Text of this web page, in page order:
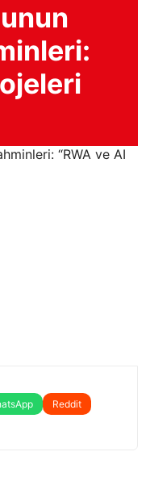
Reddit